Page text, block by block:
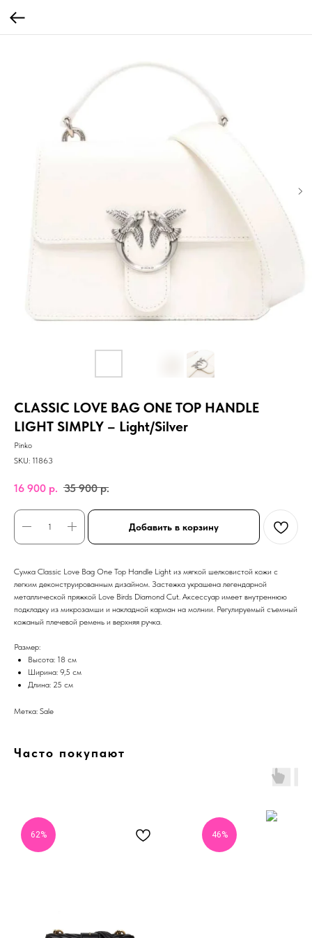
CLASSIC LOVE BAG ONE TOP HANDLE
LIGHT SIMPLY – Light/Silver
Pinko
SKU: 11863
16 900 р. 35 900 р.
Добавить в корзину
Сумка Classic Love Bag One Top Handle Light из мягкой шелковистой кожи с
легким деконструированным дизайном. Застежка украшена легендарной
металлической пряжкой Love Birds Diamond Cut. Аксессуар имеет внутреннюю
подкладку из микрозамши и накладной карман на молнии. Регулируемый съемный
кожаный плечевой ремень и верхняя ручка.
Размер:
Высота: 18 см
Ширина: 9,5 см
Длина: 25 см
Метка: Sale
Часто покупают
62% 46%